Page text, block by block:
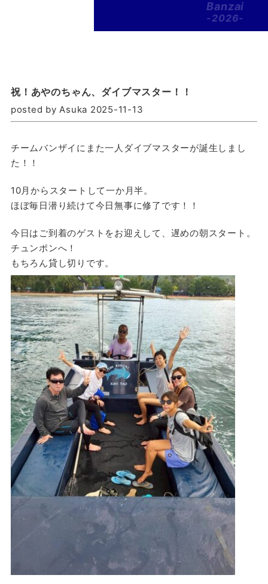
Banzai
-2026-
祝！あやのちゃん、ダイブマスター！！
posted by Asuka 2025-11-13
チームバンザイにまた一人ダイブマスターが誕生しまし
た！！
10月からスタートして一か月半。
ほぼ毎日潜り続けて今日無事に修了です！！
今日はご到着のゲストをお迎えして、遅めの朝スタート。
チュンポンへ！
もちろん貸し切りです。